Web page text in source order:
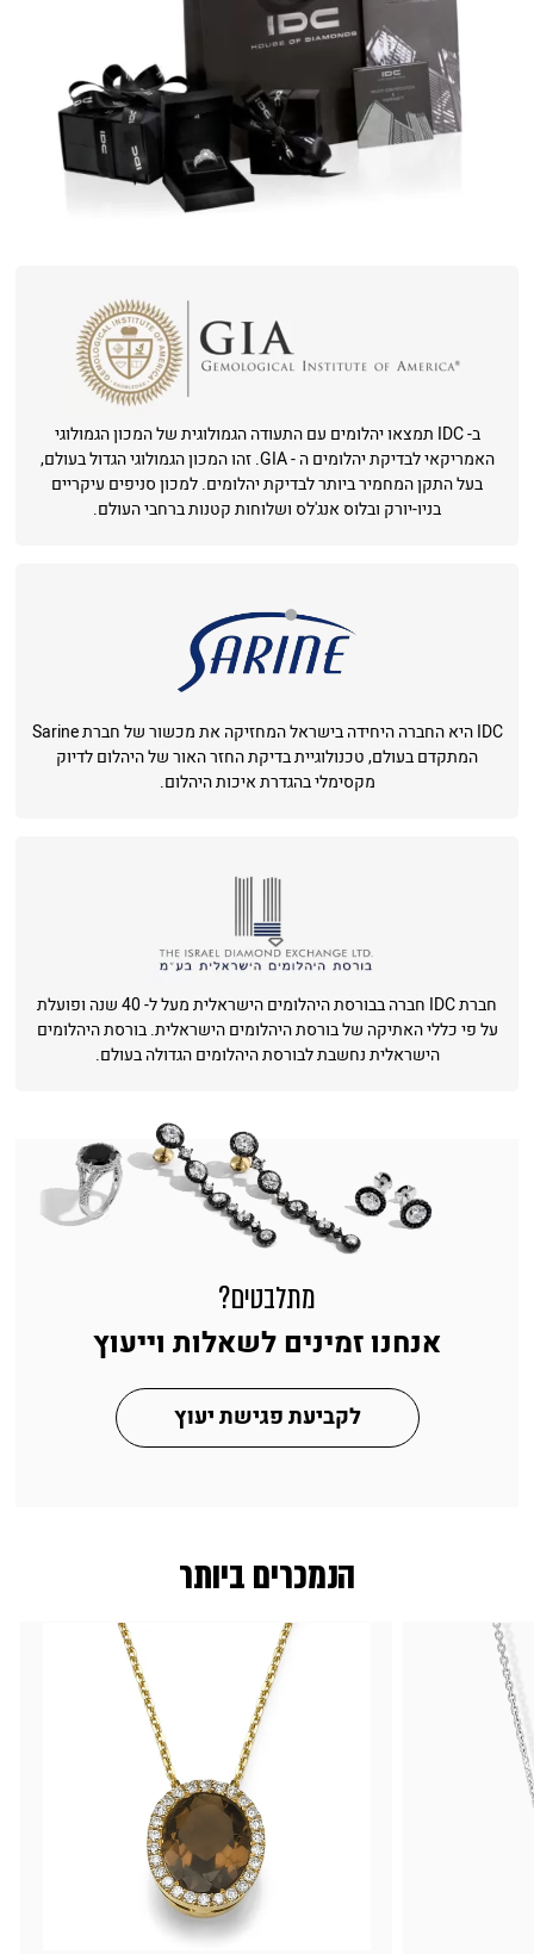
ב- IDC תמצאו יהלומים עם התעודה הגמולוגית של המכון הגמולוגי
האמריקאי לבדיקת יהלומים ה - GIA. זהו המכון הגמולוגי הגדול בעולם,
בעל התקן המחמיר ביותר לבדיקת יהלומים. למכון סניפים עיקריים
בניו-יורק ובלוס אנג'לס ושלוחות קטנות ברחבי העולם.
IDC היא החברה היחידה בישראל המחזיקה את מכשור של חברת Sarine
המתקדם בעולם, טכנולוגיית בדיקת החזר האור של היהלום לדיוק
מקסימלי בהגדרת איכות היהלום.
חברת IDC חברה בבורסת היהלומים הישראלית מעל ל- 40 שנה ופועלת
על פי כללי האתיקה של בורסת היהלומים הישראלית. בורסת היהלומים
הישראלית נחשבת לבורסת היהלומים הגדולה בעולם.
הנמכרים ביותר
מתלבטים?
אנחנו זמינים לשאלות וייעוץ
לקביעת פגישת יעוץ